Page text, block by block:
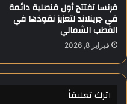
غ
ي
غ
د
و
ة
غ
ر
م
س
فرنسا تفتتح أول قنصلية دائمة
في جرينلاند لتعزيز نفوذها في
القطب الشمالي
فبراير 8, 2026
اترك تعليقاً